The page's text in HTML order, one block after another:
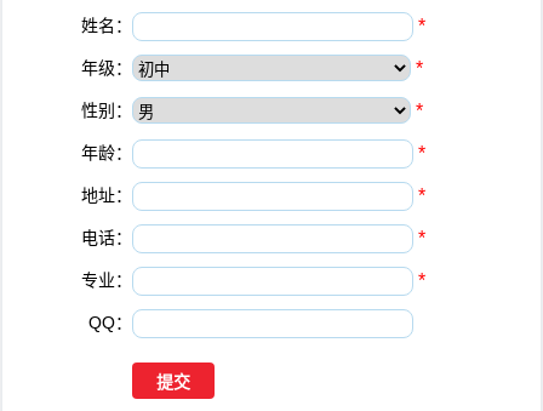
姓名： *
年级： *
性别： *
年龄： *
地址： *
电话： *
专业： *
QQ：